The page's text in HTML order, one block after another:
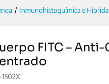
/ Inmunohistoquímica e
FITC – Anti-
1502X